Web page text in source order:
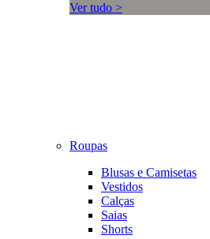
Ver tudo >
Roupas
Blusas e Camisetas
Vestidos
Calças
Saias
Shorts